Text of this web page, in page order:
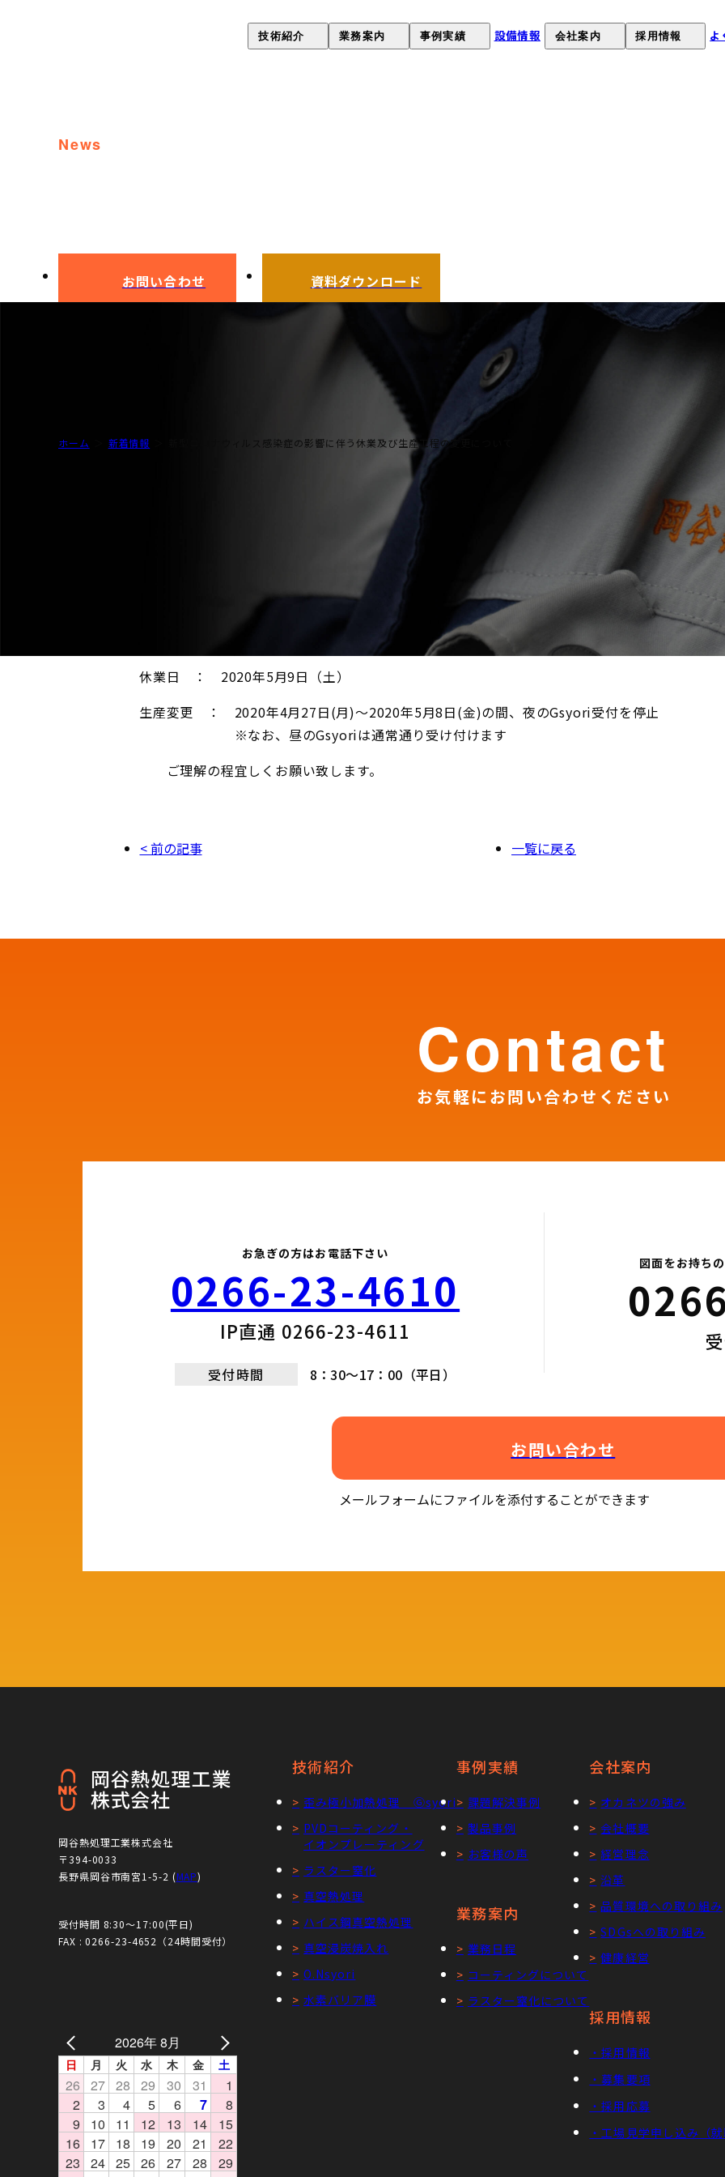
技術紹介
真空浸炭焼入れ
表面改質・表面処理(ONsyori）
業務案内 事例実績 設備情報 会社案内
健康経営
採用情報 よ
news
お問い合わせ 資料ダウンロード
ホーム 新着情報 新型コロナウィルス感染症の影響に伴う休業及び生産工程の変更について
新型コロナウィルス感染症の影響に伴う休業及び生産工程の変更
弊社では新型コロナウィルス感染症の影響のため、下記の通り休業及び生産工程の変更をさせ
休業日 ： 2020年5月9日（土）
生産変更 ： 2020年4月27日(月)～2020年5月8日(金)の間、夜のGsyori受付を停止
※なお、昼のGsyoriは通常通り受け付けます
ご理解の程宜しくお願い致します。
< 前の記事 一覧に戻る
お気軽にお問い合わせください
contact
お急ぎの方はお電話下さい
0266-23-4610​
IP直通 0266-23-4611​
受付時間 8：30～17：00（平日）
図面をお持ち
お問い合わせ
メールフォームにファイルを添付することができます
岡谷熱処理工業株式会社
〒394-0033
長野県岡谷市南宮1-5-2 (MAP)
受付時間 8:30〜17:00(平日)
FAX : 0266-23-4652（24時間受付）
技術紹介
歪み極小加熱処理 Ⓖsyori
PVDコーティング・
イオンプレーティング
ラスター窒化
真空熱処理
ハイス鋼真空熱処理
真空浸炭焼入れ
O.Nsyori
水素バリア膜
事例実績
課題解決事例
製品事例
お客様の声
業務案内
業務日程
コーティングについて
ラスター窒化について
会社案内
オカネツの強み
会社概要
経営理念
沿革
品質環境への取り組み
SDGsへの取り組み
健康経営
採用情報
・採用情報
・募集要項
・採用応募
・工場見学申し込み（就
2026年 8月
日 月 火 水 木 金 土
26 27 28 29 30 31
1
2
3 4 5 6 7
8
9
10 11 12 13 14
15
16
17 18 19 20 21
22
23
24 25 26 27 28
29